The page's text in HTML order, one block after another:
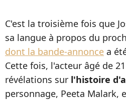
C'est la troisième fois que
sa langue à propos du
dont la bande-annonce a
Cette fois, l'acteur âgé de
révélations sur l'histoire
personnage, Peeta Malark,